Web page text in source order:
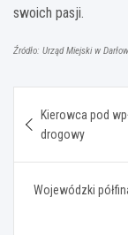
swoich pasji.
Źródło: Urząd Miejski w
wpisu
Kierowca pod
drogowy
Wojewódzki